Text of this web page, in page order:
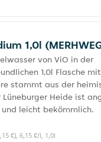
1,0l
von ViO in der
1,0l Flasche
stammt aus der
Lüneburger Heide ist
und leicht bekömmlich.
€), 6,15 €/l, 1,0l